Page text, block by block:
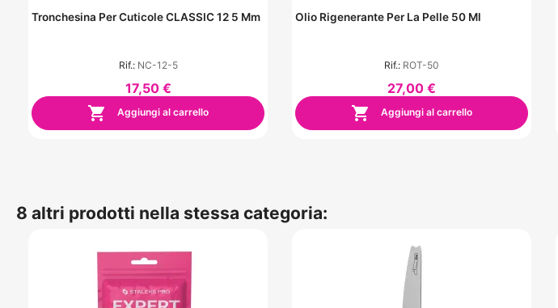
Tronchesina Per Cuticole CLASSIC 12 5 Mm
Rif.: NC-12-5
17,50 €
 Aggiungi al carrello
Olio Rigenerante Per La Pelle 50 Ml
Rif.: ROT-50
27,00 €
 Aggiungi al carrello
8 altri prodotti nella stessa categoria: